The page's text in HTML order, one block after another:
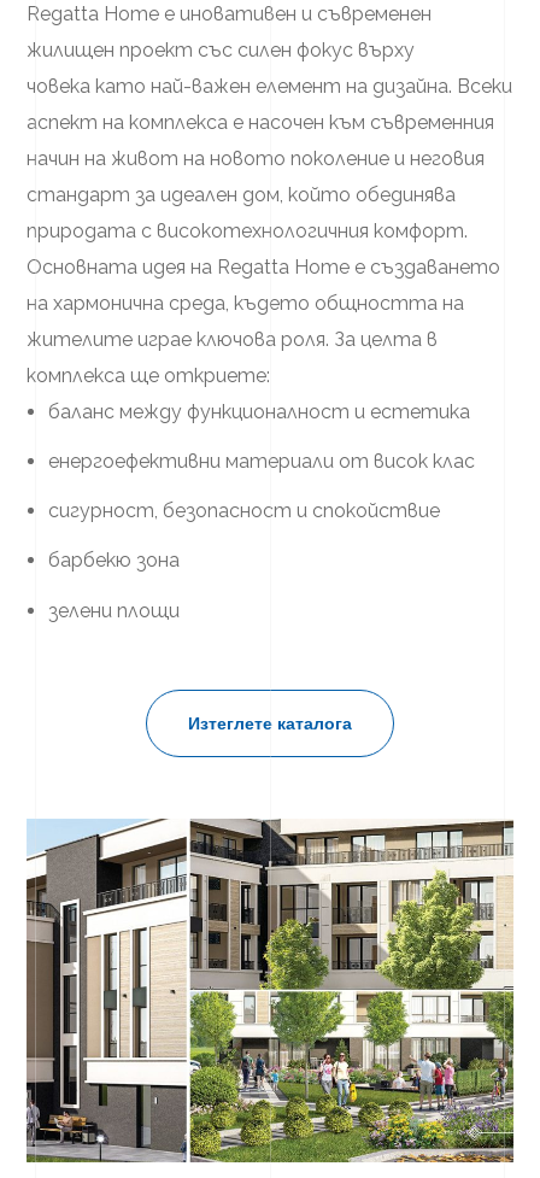
Regatta Home е иновативен и съвременен
жилищен проект със силен фокус върху
човека като най-важен елемент на дизайна. Всеки
аспект на комплекса е насочен към съвременния
начин на живот на новото поколение и неговия
стандарт за идеален дом, който обединява
природата с високотехнологичния комфорт.
Основната идея на Regatta Home е създаването
на хармонична среда, където общността на
жителите играе ключова роля. За целта в
комплекса ще откриете:
баланс между функционалност и естетика
енергоефективни материали от висок клас
сигурност, безопасност и спокойствие
барбекю зона
зелени площи
Изтеглете каталога